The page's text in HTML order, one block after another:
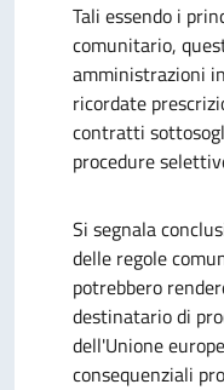
Tali essendo i
comunitario,
amministrazioni
ricordate
contratti
procedure
Si segnala
delle regole
potrebbero
destinatario di
dell'Unione
consequenziali